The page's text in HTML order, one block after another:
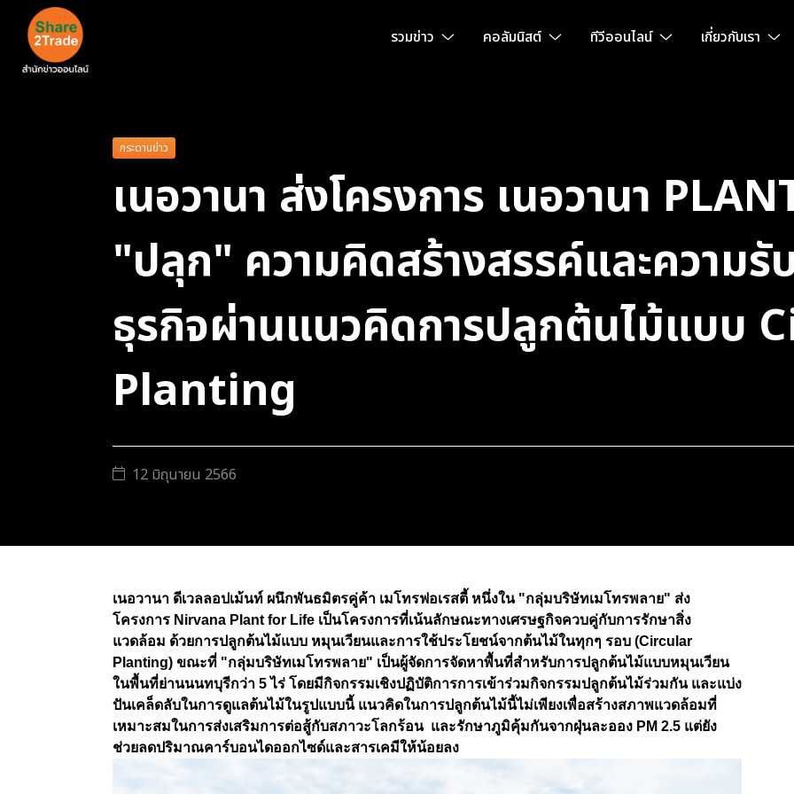
รวมข่าว คอลัมนิสต์ ทีวีออนไลน์ เกี่ยวกับเรา
กระดานข่าว
เนอวานา ส่งโครงการ เนอวานา
"ปลุก" ความคิดสร้างสรรค์และความ
ธุรกิจผ่านแนวคิดการปลูกต้นไม้แบบ
Planting
12 มิถุนายน 2566
เนอวานา ดีเวลลอปเม้นท์ ผนึกพันธมิตรคู่ค้า เมโทรฟอเรสตี้ หนึ่งใน "กลุ่มบริษัทเมโทรพลาย" ส่ง
โครงการ Nirvana Plant for Life เป็นโครงการที่เน้นลักษณะทางเศรษฐกิจควบคู่กับการรักษาสิ่ง
แวดล้อม ด้วยการปลูกต้นไม้แบบ หมุนเวียนและการใช้ประโยชน์จากต้นไม้ในทุกๆ รอบ (Circular
Planting) ขณะที่ "กลุ่มบริษัทเมโทรพลาย" เป็นผู้จัดการจัดหาพื้นที่สำหรับการปลูกต้นไม้แบบหมุนเวียน
ในพื้นที่ย่านนนทบุรีกว่า 5 ไร่ โดยมีกิจกรรมเชิงปฏิบัติการการเข้าร่วมกิจกรรมปลูกต้นไม้ร่วมกัน และแบ่ง
ปันเคล็ดลับในการดูแลต้นไม้ในรูปแบบนี้ แนวคิดในการปลูกต้นไม้นี้ไม่เพียงเพื่อสร้างสภาพแวดล้อมที่
เหมาะสมในการส่งเสริมการต่อสู้กับสภาวะโลกร้อน และรักษาภูมิคุ้มกันจากฝุ่นละออง PM 2.5 แต่ยัง
ช่วยลดปริมาณคาร์บอนไดออกไซด์และสารเคมีให้น้อยลง